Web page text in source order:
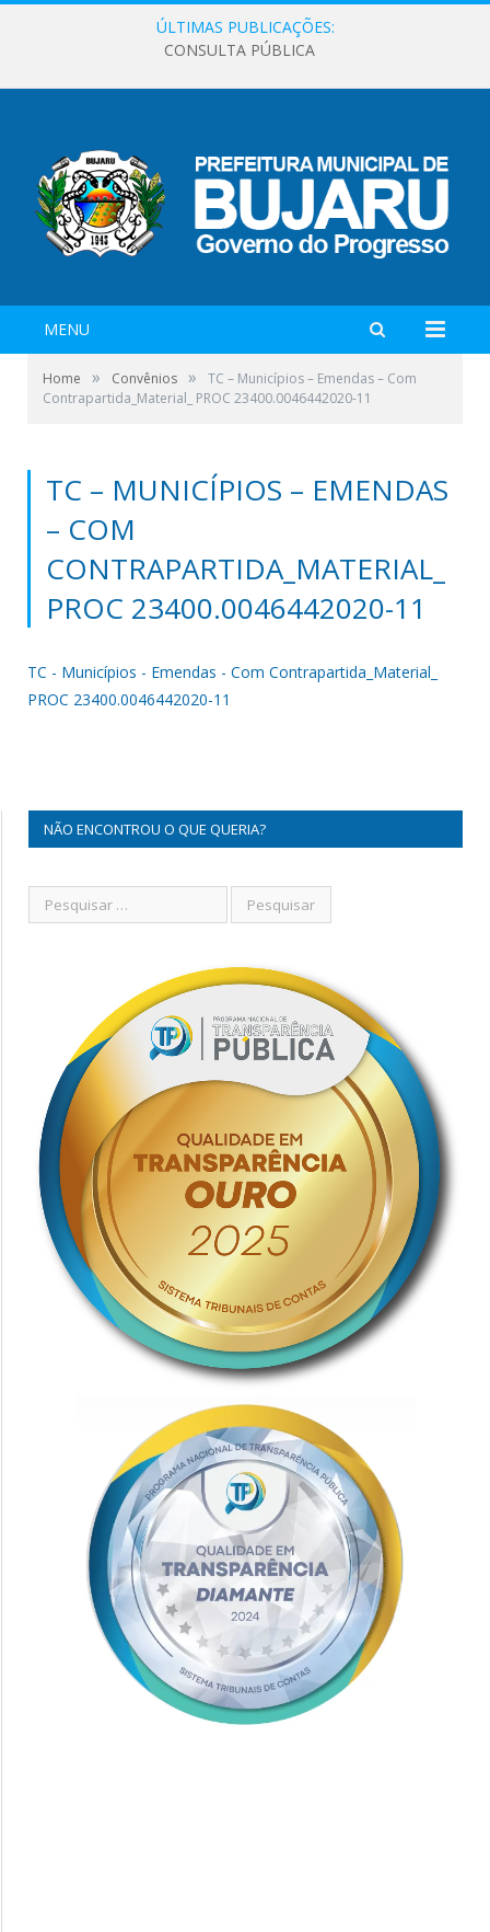
ÚLTIMAS PUBLICAÇÕES:
CONSULTA PÚBLICA
MENU
Home » Convênios »
TC – Municípios – Emendas – Com
Contrapartida_Material_ PROC 23400.0046442020-11
TC – MUNICÍPIOS – EMENDAS
– COM
CONTRAPARTIDA_MATERIAL_
PROC 23400.0046442020-11
TC - Municípios - Emendas - Com Contrapartida_Material_
PROC 23400.0046442020-11
NÃO ENCONTROU O QUE QUERIA?